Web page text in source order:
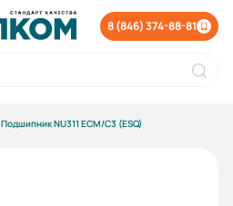
8 (846) 374-88-81
Подшипник NU311 ECM/C3 (ESQ)